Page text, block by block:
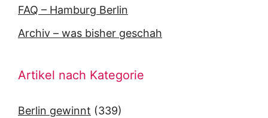
FAQ – Hamburg Berlin
Archiv – was bisher geschah
Artikel nach Kategorie
Berlin gewinnt (339)